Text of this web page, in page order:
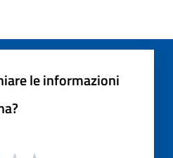
le informazioni